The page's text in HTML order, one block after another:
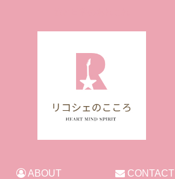
ABOUT CONTACT